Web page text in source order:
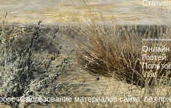
Онлайн
Гостей:
Vlad
использование материалов сайта, без